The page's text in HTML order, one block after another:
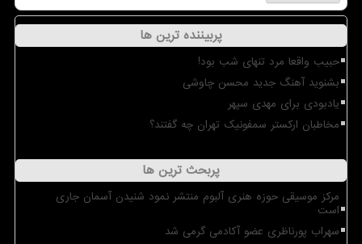
پربیننده ترین ها
حبیب واقعا مرد تنهای شب بود!
بشنوید آهنگ جدید محسن چاوشی
یادبودی برای مهدی سپهر
مخاطبان ارکستر سمفونیک تهران چه گفتند؟
پربحث ترین ها
مرکز موسیقی حوزه هنری آلبوم منتشر نمود شنیدن آسمان جاری
است
سهراب پورناظری عضو آکادمی گرمی شد